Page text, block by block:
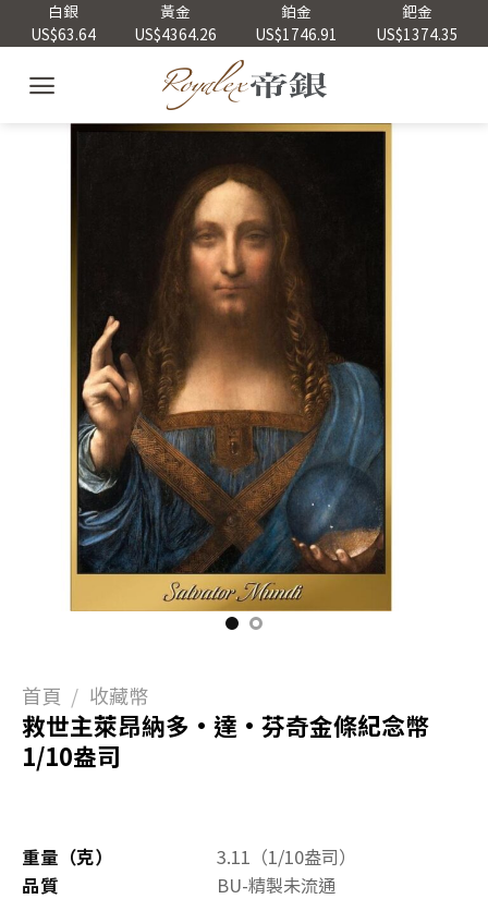
to
content
白銀
US$63.64
黃金
US$4364.26
鉑金
US$1746.91
鈀金
US$1374.35
首頁 / 收藏幣
救世主萊昂納多·達·芬奇金條紀念幣
1/10盎司
重量（克）
3.11（1/10盎司）
品質
BU-精製未流通